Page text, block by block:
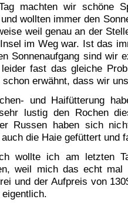
machten wir schöne
wollten immer den
weil genau an der
im Weg war. Ist das
Sonnenaufgang sind wir
fast das gleiche
schon erwähnt, dass wir
und Haifütterung
lustig den Rochen
Russen haben sich
die Haie gefüttert und
wollte ich am letzten
weil mich das echt
und der Aufpreis von
eigentlich.